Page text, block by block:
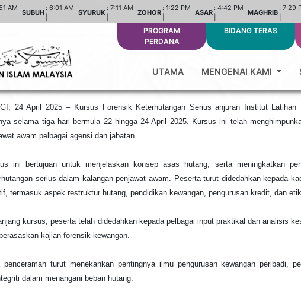
AM
SUBUH
: 6:01 AM
SYURUK
: 7:11 AM
ZOHOR
: 1:22 PM
ASAR
: 4:42 PM
MAGHRIB
: 7:29
PROGRAM
PERDANA
BIDANG TERAS
UTAMA MENGENAI KAMI
24 April 2025 – Kursus Forensik Keterhutangan Serius anjuran Institut
selama tiga hari bermula 22 hingga 24 April 2025. Kursus ini telah
awam pelbagai agensi dan jabatan.
ini bertujuan untuk menjelaskan konsep asas hutang, serta meningkatkan
serius dalam kalangan penjawat awam. Peserta turut didedahkan kepada
termasuk aspek restruktur hutang, pendidikan kewangan, pengurusan kredit, dan
kursus, peserta telah didedahkan kepada pelbagai input praktikal dan analisis
kajian forensik kewangan.
penceramah turut menekankan pentingnya ilmu pengurusan kewangan peribadi,
dalam menangani beban hutang.